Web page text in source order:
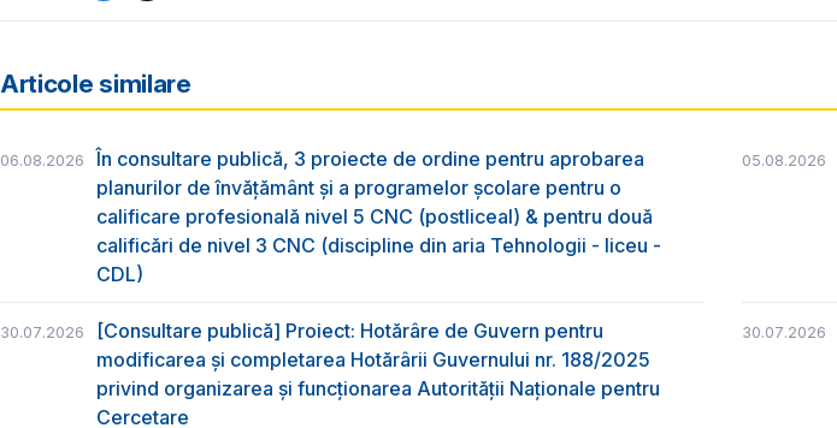
Articole similare
06.08.2026
În consultare publică, 3 proiecte de ordine pentru aprobarea
planurilor de învățământ și a programelor școlare pentru o
calificare profesională nivel 5 CNC (postliceal) & pentru două
calificări de nivel 3 CNC (discipline din aria Tehnologii - liceu -
CDL)
05.08.2026
30.07.2026
[Consultare publică] Proiect: Hotărâre de Guvern pentru
modificarea și completarea Hotărârii Guvernului nr. 188/2025
privind organizarea şi funcţionarea Autorităţii Naţionale pentru
Cercetare
30.07.2026